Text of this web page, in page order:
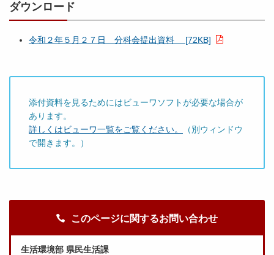
ダウンロード
令和２年５月２７日 分科会提出資料 [72KB]
添付資料を見るためにはビューワソフトが必要な場合が
あります。
詳しくはビューワ一覧をご覧ください。
（別ウィンドウ
で開きます。）
このページに関するお問い合わせ
生活環境部 県民生活課